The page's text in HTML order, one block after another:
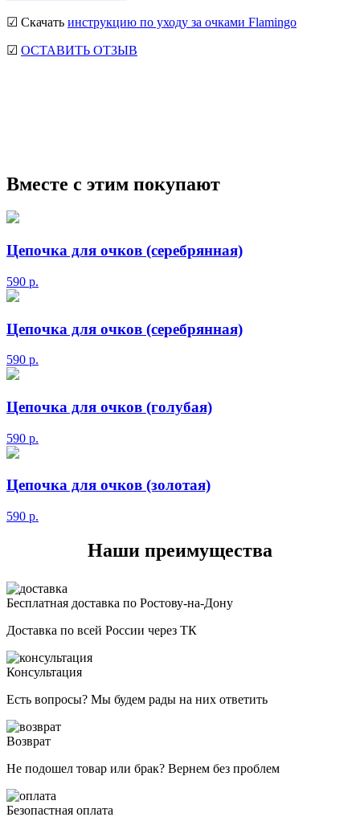
☑ Скачать инструкцию по уходу за очками Flamingo
☑ ОСТАВИТЬ ОТЗЫВ
Вместе с этим покупают
Цепочка для очков (серебрянная)
590 р.
Цепочка для очков (серебрянная)
590 р.
Цепочка для очков (голубая)
590 р.
Цепочка для очков (золотая)
590 р.
Наши преимущества
Бесплатная доставка по Ростову-на-Дону
Доставка по всей России через ТК
Консультация
Есть вопросы? Мы будем рады на них ответить
Возврат
Не подошел товар или брак? Вернем без проблем
Безопастная оплата